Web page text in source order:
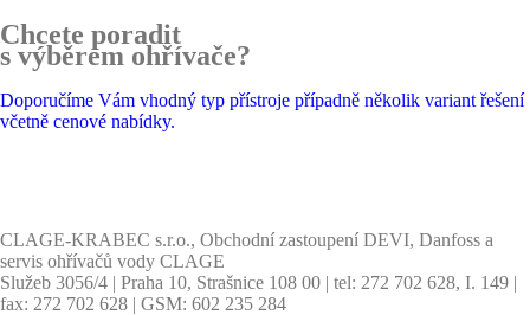
Chcete poradit
s výběrem ohřívače?
Doporučíme Vám vhodný typ přístroje případně několik variant řešení
včetně cenové nabídky.
CLAGE-KRABEC s.r.o., Obchodní zastoupení DEVI, Danfoss a
servis ohřívačů vody CLAGE
Služeb 3056/4 | Praha 10, Strašnice 108 00 | tel: 272 702 628, I. 149 |
fax: 272 702 628 | GSM: 602 235 284